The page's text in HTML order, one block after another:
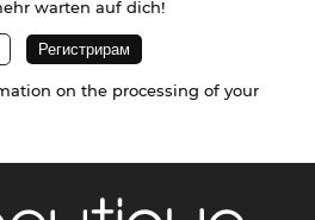
warten auf dich!
on the processing of your